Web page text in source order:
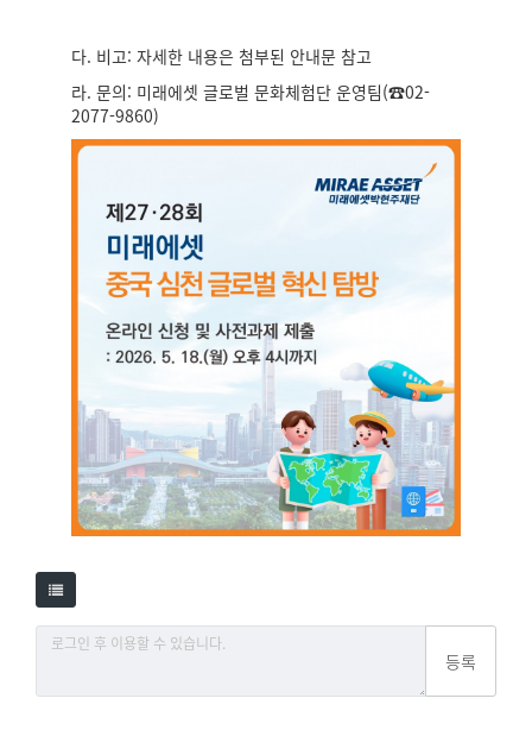
다. 비고: 자세한 내용은 첨부된 안내문 참고
라. 문의: 미래에셋 글로벌 문화체험단 운영팀(☎02-
2077-9860)
등록